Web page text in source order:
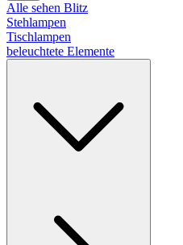
Alle sehen Blitz
Stehlampen
Tischlampen
beleuchtete Elemente